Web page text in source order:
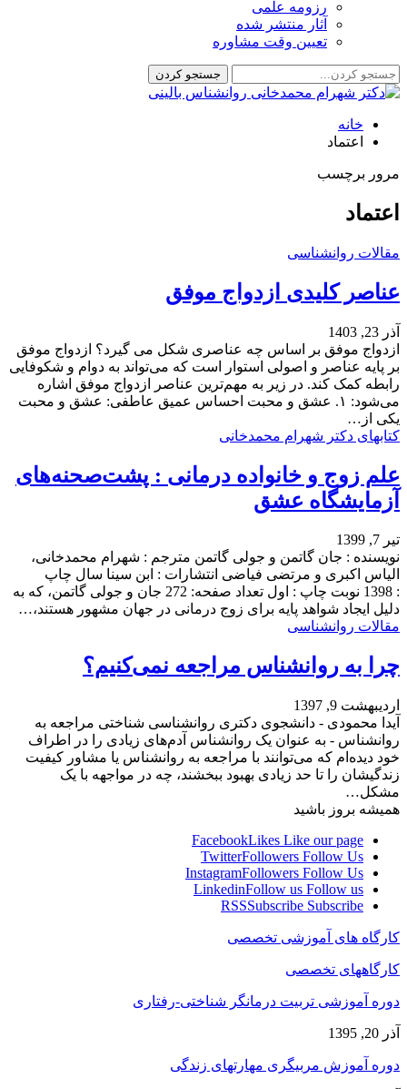
رزومه علمی
آثار منتشر شده
تعیین وقت مشاوره
خانه
اعتماد
مرور برچسب
اعتماد
مقالات روانشناسی
عناصر کلیدی ازدواج موفق
آذر 23, 1403
ازدواج موفق بر اساس چه عناصری شکل می گیرد؟ ازدواج موفق
بر پایه عناصر و اصولی استوار است که می‌تواند به دوام و شکوفایی
رابطه کمک کند. در زیر به مهم‌ترین عناصر ازدواج موفق اشاره
می‌شود: ۱. عشق و محبت احساس عمیق عاطفی: عشق و محبت
یکی از…
کتابهای دکتر شهرام محمدخانی
علم زوج و خانواده درمانی : پشت‌صحنه‌های
آزمایشگاه عشق
تیر 7, 1399
نویسنده : جان گاتمن و جولی گاتمن مترجم : شهرام محمدخانی،
الیاس اکبری و مرتضی فیاضی انتشارات : ابن سینا سال چاپ
: 1398 نوبت چاپ : اول تعداد صفحه: 272 جان و جولی گاتمن، که به
دلیل ایجاد شواهد پایه برای زوج‌ درمانی در جهان مشهور هستند،…
مقالات روانشناسی
چرا به روانشناس مراجعه نمی‌کنیم؟
اردیبهشت 9, 1397
آیدا محمودی - دانشجوی دکتری روانشناسی شناختی مراجعه به
روانشناس - به عنوان یک روانشناس آدم‌های زیادی را در اطراف
خود دیده‌ام که می‌توانند با مراجعه به روانشناس یا مشاور کیفیت
زندگیشان را تا حد زیادی بهبود ببخشند، چه در مواجهه با یک
مشکل…
همیشه بروز باشید
FacebookLikes Like our page
TwitterFollowers Follow Us
InstagramFollowers Follow Us
LinkedinFollow us Follow us
RSSSubscribe Subscribe
کارگاه های آموزشی تخصصی
کارگاههای تخصصی
دوره آموزشی تربیت درمانگر شناختی-رفتاری
آذر 20, 1395
دوره آموزش مربیگری مهارتهای زندگی